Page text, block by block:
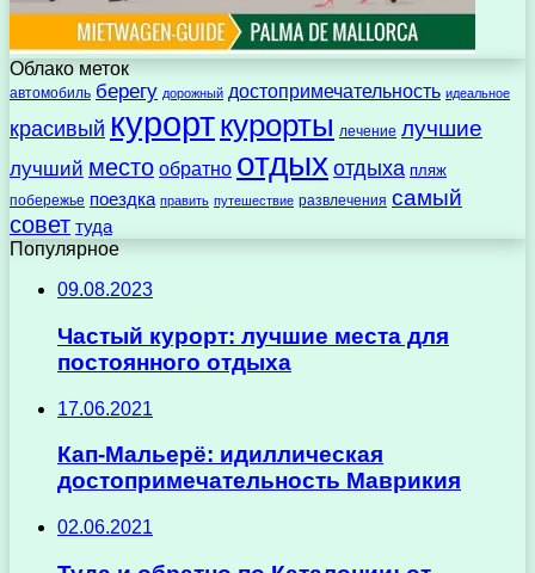
Облако меток
автомобиль берегу дорожный достопримечательность идеальное
красивый курорткурорты лечение лучшие
лучший место обратно отдыхотдыха пляж
побережье поездка править путешествие развлечения самый
совет туда
Популярное
09.08.2023
Частый курорт: лучшие места для
постоянного отдыха
17.06.2021
Кап-Мальерё: идиллическая
достопримечательность Маврикия
02.06.2021